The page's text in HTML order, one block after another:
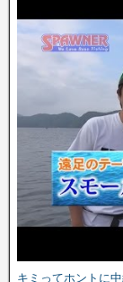
キミってホントに